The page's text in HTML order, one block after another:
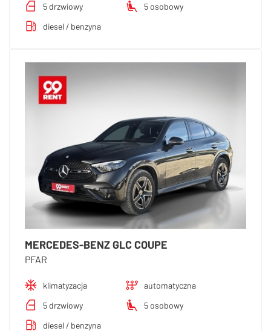
5 drzwiowy
5 osobowy
diesel / benzyna
MERCEDES-BENZ GLC COUPE
PFAR
klimatyzacja
automatyczna
5 drzwiowy
5 osobowy
diesel / benzyna